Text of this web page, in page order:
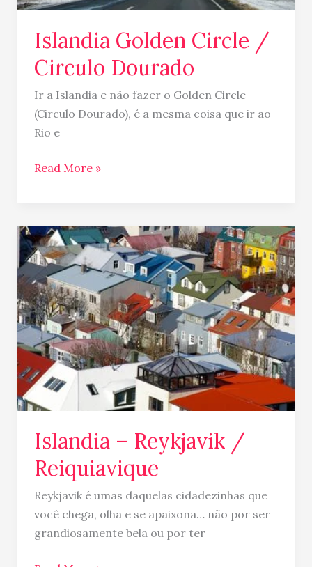
Islandia Golden Circle /
Circulo Dourado
Ir a Islandia e não fazer o Golden Circle
(Circulo Dourado), é a mesma coisa que ir ao
Rio e
Read More »
Islandia – Reykjavik /
Reiquiavique
Reykjavik é umas daquelas cidadezinhas que
você chega, olha e se apaixona… não por ser
grandiosamente bela ou por ter
Islandia
–
Reykjavik
/
Reiquiavique